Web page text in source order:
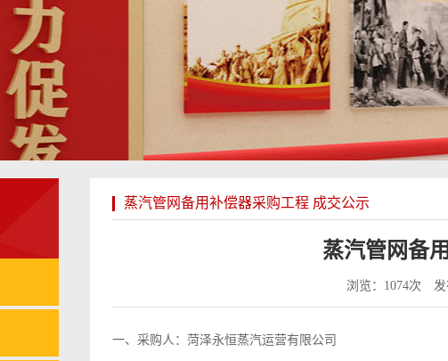
蒸汽管网备用补偿器采购工程 成交公示
蒸汽管网备
浏览：1074次 发
一、采购人：菏泽永恒蒸汽运营有限公司